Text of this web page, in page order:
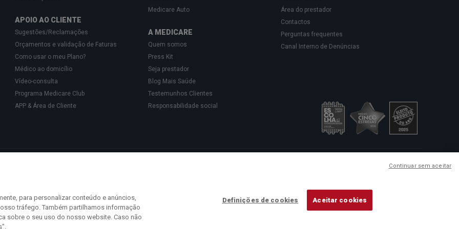
APOIO AO CLIENTE
Sugestões/Reclamações
Orçamentos e validação de Faturas
Como usar o meu Plano?
Médico ao domicílio
Vídeo-consulta
Programa Medicare Club
APP & Área de Cliente
Medicare Auto
A MEDICARE
Quem somos
Press Kit
Seja prestador
Blog Mais Saúde
Testemunhos Clientes
Responsabilidade social
Área do prestador
Contactos
Perguntas frequentes
Canal Interno de Denúncias
113 (chamada para a rede fixa nacional) ou
para personalizar conteúdo e anúncios,
tráfego. Também partilhamos informação
sobre o seu uso do nosso website. Caso não
Definições de cookies Aceitar cookies
Continuar sem aceitar